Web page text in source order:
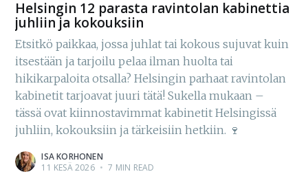
Helsingin 12 parasta ravintolan kabinettia
juhliin ja kokouksiin
Etsitkö paikkaa, jossa juhlat tai kokous sujuvat kuin
itsestään ja tarjoilu pelaa ilman huolta tai
hikikarpaloita otsalla? Helsingin parhaat ravintolan
kabinetit tarjoavat juuri tätä! Sukella mukaan –
tässä ovat kiinnostavimmat kabinetit Helsingissä
juhliin, kokouksiin ja tärkeisiin hetkiin. 🍷
ISA KORHONEN
11 KESÄ 2026 • 7 MIN READ